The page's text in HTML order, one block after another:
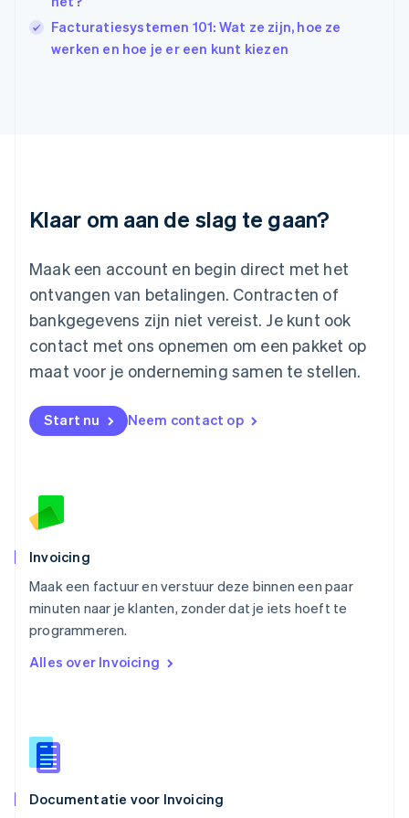
Facturatiesystemen 101: Wat ze zijn, hoe ze
werken en hoe je er een kunt kiezen
Klaar om aan de slag te gaan?
Maak een account en begin direct met het
ontvangen van betalingen. Contracten of
bankgegevens zijn niet vereist. Je kunt ook
contact met ons opnemen om een pakket op
maat voor je onderneming samen te stellen.
Start nu Neem contact op
Invoicing
Maak een factuur en verstuur deze binnen een paar
minuten naar je klanten, zonder dat je iets hoeft te
programmeren.
Alles over Invoicing
Documentatie voor Invoicing
日本語English
Kroatië
FrançaisDeutschEnglish
English
Malta
English
Mexico
Nederland
NederlandsEnglish
English
Noorwegen
Polen
English
Português
English
Singapore
English简体中文
EnglishItaliano
Español
Thailand
Tsjechië